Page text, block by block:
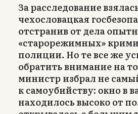
За расследование
чехословацкая
отстранив от дела
«старорежимных»
полиции. Но те все же
обратить внимание на
министр избрал не
к самоубийству: окно в
находилось высоко от